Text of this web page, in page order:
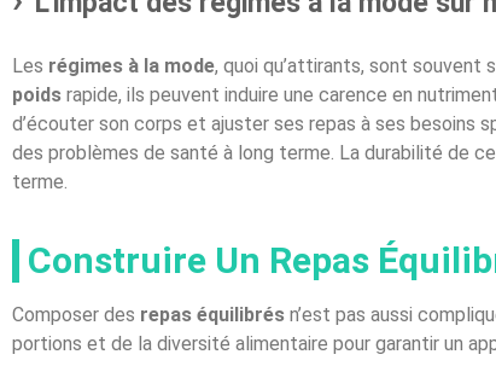
Les régimes à la mode, quoi qu’attirants, sont souvent
poids rapide, ils peuvent induire une carence en
d’écouter son corps et ajuster ses repas à ses
des problèmes de santé à long terme. La durabilité de
terme.
Construire Un Repas
Composer des repas équilibrés n’est pas aussi
portions et de la diversité alimentaire pour garantir un